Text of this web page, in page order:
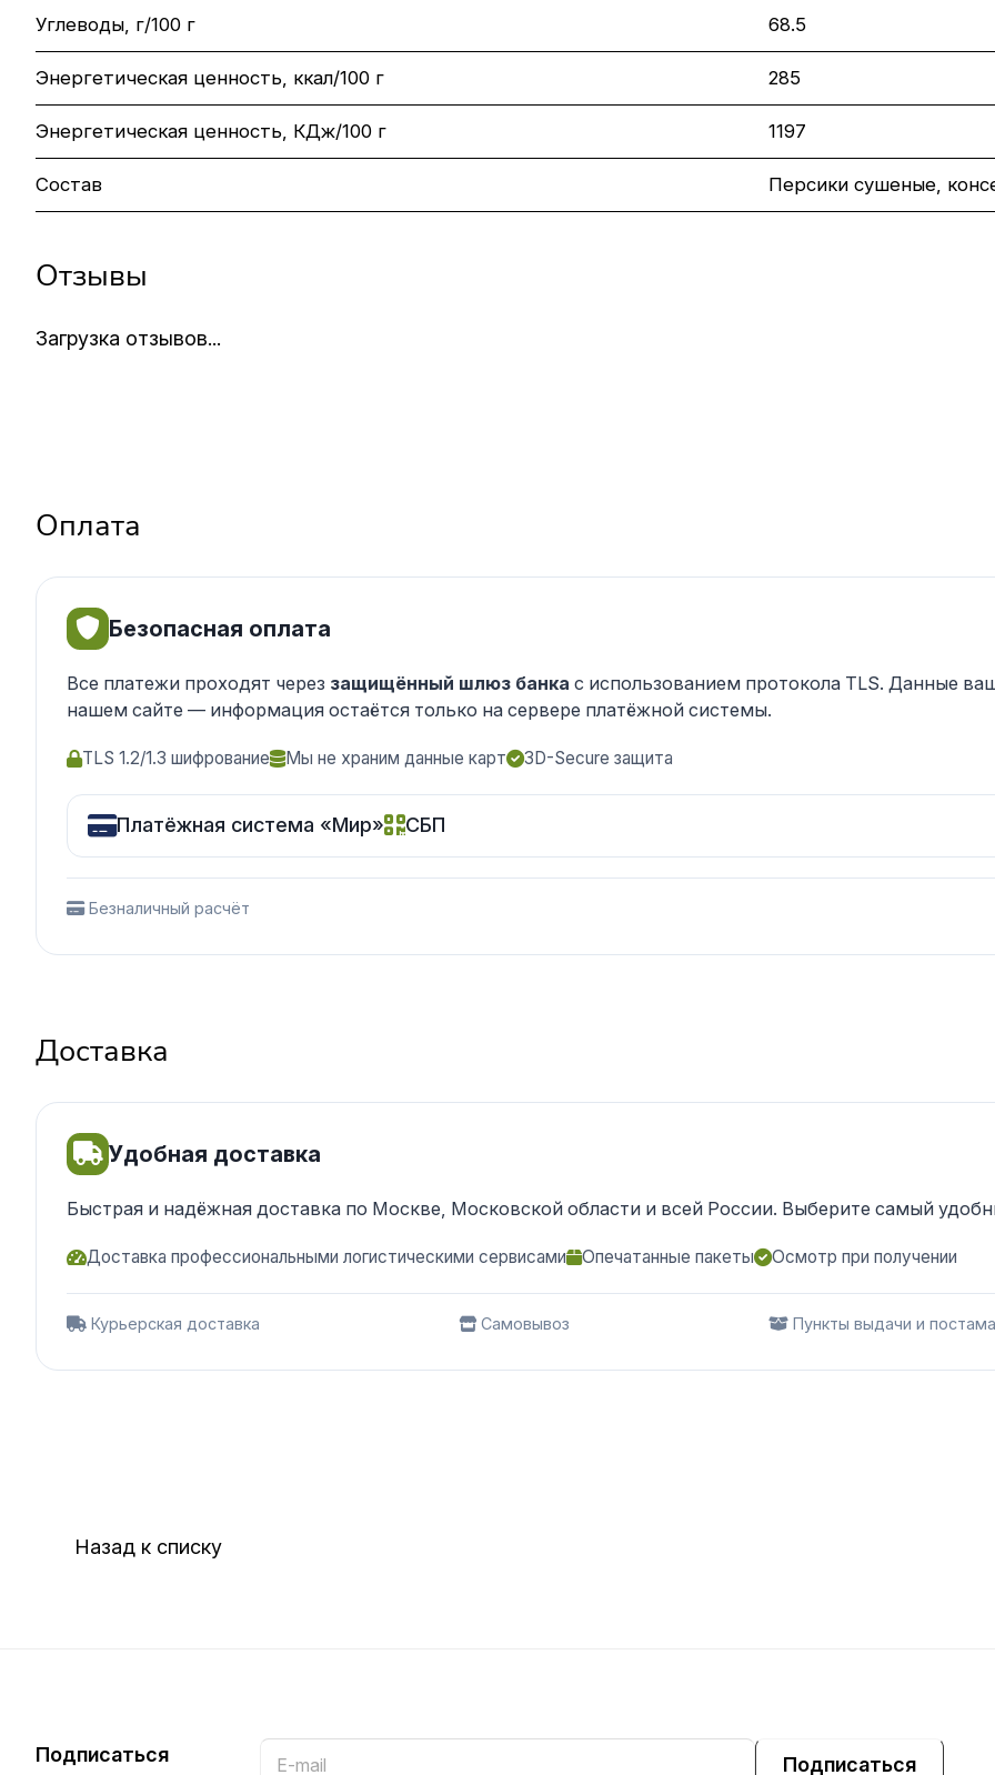
Углеводы, г/100 г 68.5
Энергетическая ценность, ккал/100 г 285
Энергетическая ценность, КДж/100 г 1197
Состав Персики сушеные,
Отзывы
Загрузка отзывов...
Оплата
Безопасная оплата
Все платежи проходят через защищённый шлюз банка с использованием протокола TLS. Данные
нашем сайте — информация остаётся только на сервере платёжной системы.
TLS 1.2/1.3 шифрование Мы не храним данные карт 3D-Secure защита
Платёжная система «Мир» СБП
Безналичный расчёт
Доставка
Удобная доставка
Быстрая и надёжная доставка по Москве, Московской области и всей России. Выберите самый
Доставка профессиональными логистическими сервисами Опечатанные пакеты Осмотр при получении
Курьерская доставка Самовывоз Пункты выдачи и
Назад к списку
Подписаться
Подписаться